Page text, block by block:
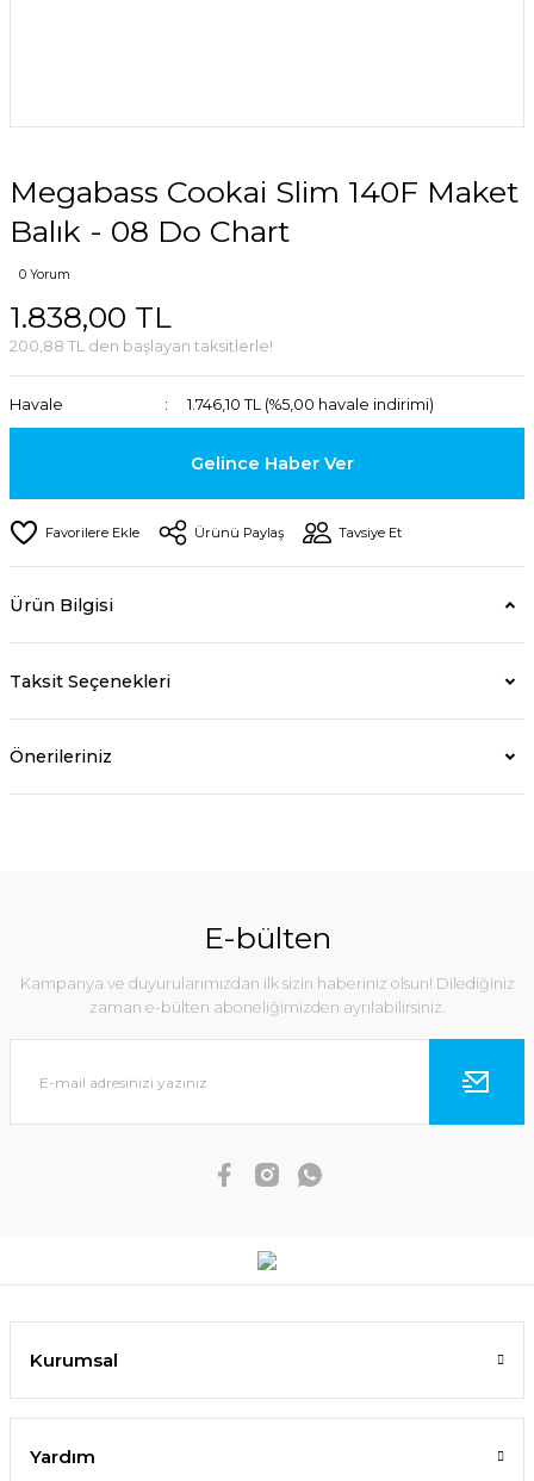
Megabass Cookai Slim 140F Maket
Balık - 08 Do Chart
0 Yorum
1.838,00 TL
200,88 TL den başlayan taksitlerle!
Havale 1.746,10 TL (%5,00 havale indirimi)
Gelince Haber Ver
Ürünü Paylaş Tavsiye Et
Ürün Bilgisi
Taksit Seçenekleri
Önerileriniz
E-bülten
Kampanya ve duyurularımızdan ilk sizin haberiniz olsun! Dilediğiniz
zaman e-bülten aboneliğimizden ayrılabilirsiniz.
Kurumsal
Yardım